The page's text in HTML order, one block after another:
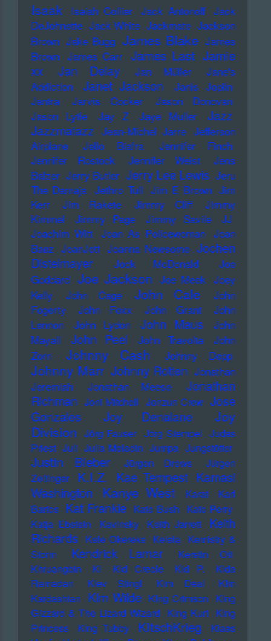
Isaak Isaiah Collier Jack Antonoff Jack
DeJohnette Jack White Jackmate Jackson
Brown Jake Bugg James Blake James
Brown James Carr James Last Jamie
xx
Jan Delay Jan Müller
Jane's
Addiction
Janet Jackson
Janis Joplin
Jantra
Jarvis Cocker
Jason Donovan
Jason Lytle
Jay Z Jaye Muller
Jazz
Jazzmatazz Jean-Michel Jarre Jefferson
Airplane
Jello Biafra
Jennifer Finch
Jennifer Rostock
Jennifer Weist
Jens
Balzer Jerry Butler Jerry Lee Lewis Jeru
The Damaja Jethro Tull Jim E Brown Jim
Kerr
Jim Rakete Jimmy Cliff
Jimmy
Kimmel
Jimmy Page Jimmy Savile
JJ
Joachim Witt Joan As Policewoman Joan
Baez JoanJett Joanna Newsome Jochen
Distelmayer
Jock McDonald
Joe
Goddard Joe Jackson Joe Meek Joey
Kelly
John Cage John Cale
John
Fogerty
John Foxx John Grant
John
Lennon
John Lydon John Maus
John
Mayall
John Peel John Travolta
John
Zorn
Johnny Cash Johnny Depp
Johnny Marr Johnny Rotten Jonathan
Jeremiah
Jonathan Meese
Jonathan
Richman Joni Mitchell Jonzun Crew Jose
Gonzales
Joy Denalane
Joy
Division Jörg Fauser Jörg Stempel Judas
Priest Juli Julia Meladin Jumpa Jungstötter
Justin Bieber Jürgen Drews
Jürgen
Zeltinger
K.I.Z. Kae Tempest Kamasi
Washington
Kanye West Karat
Karl
Bartos Kat Frankie Kate Bush Kate Perry
Katja Ebstein
Kavinsky Keith Jarrett
Keith
Richards Kele Okereke Kelela Kemistry &
Storm
Kendrick Lamar
Kerstin Ott
Khruangbin
KI KId Creole KId P.
KIda
Ramadan
KIev Stingl KIm Deal
KIm
Kardashian KIm Wilde KIng Crimson KIng
Gizzard & The Lizard Wizard KIng Kurt KIng
Princess
KIng Tubby KItschKrieg
Klaas